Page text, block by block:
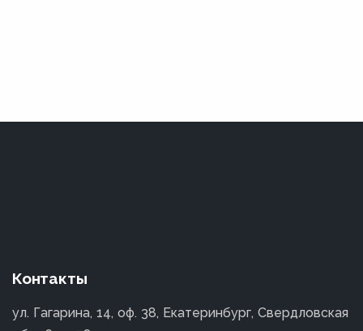
Контакты
ул. Гагарина, 14, оф. 38, Екатеринбург, Свердловская